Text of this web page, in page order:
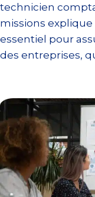
technicien
missions
essentiel pour
des entreprises,